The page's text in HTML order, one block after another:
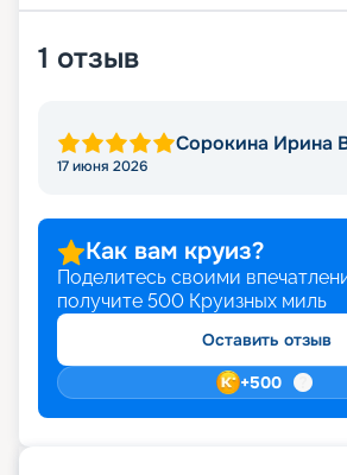
1 отзыв
Сорокина Ирина
17 июня 2026
Как вам круиз?
Поделитесь своими
получите 500 Круизных миль
Оставить отзыв
+500